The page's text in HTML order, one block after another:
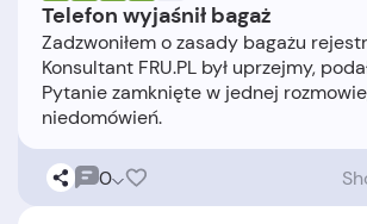
Telefon wyjaśnił bagaż
Zadzwoniłem o zasady bagażu
Konsultant FRU.PL był uprzejmy,
Pytanie zamknięte w jednej
0